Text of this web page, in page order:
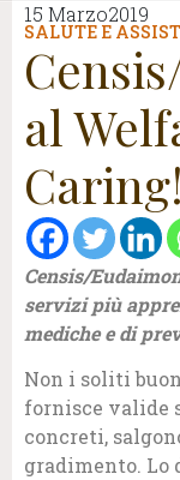
15 Marzo2019
SALUTE E
al
Caring!
Censis/
servizi più
mediche e di
Non i soliti
fornisce valide
concreti,
gradimento.